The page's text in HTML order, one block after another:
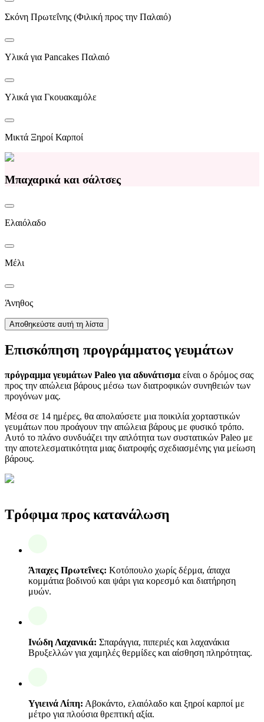
Σκόνη Πρωτεΐνης (Φιλική προς την Παλαιό)
Υλικά για Pancakes Παλαιό
Υλικά για Γκουακαμόλε
Μικτά Ξηροί Καρποί
Μπαχαρικά και σάλτσες
Ελαιόλαδο
Μέλι
Άνηθος
Αποθηκεύστε αυτή τη λίστα
Επισκόπηση προγράμματος γευμάτων
πρόγραμμα γευμάτων Paleo για αδυνάτισμα είναι ο δρόμος σας
προς την απώλεια βάρους μέσω των διατροφικών συνηθειών των
προγόνων μας.
Μέσα σε 14 ημέρες, θα απολαύσετε μια ποικιλία χορταστικών
γευμάτων που προάγουν την απώλεια βάρους με φυσικό τρόπο.
Αυτό το πλάνο συνδυάζει την απλότητα των συστατικών Paleo με
την αποτελεσματικότητα μιας διατροφής σχεδιασμένης για μείωση
βάρους.
Τρόφιμα προς κατανάλωση
Άπαχες Πρωτεΐνες: Κοτόπουλο χωρίς δέρμα, άπαχα
κομμάτια βοδινού και ψάρι για κορεσμό και διατήρηση
μυών.
Ινώδη Λαχανικά: Σπαράγγια, πιπεριές και λαχανάκια
Βρυξελλών για χαμηλές θερμίδες και αίσθηση πληρότητας.
Υγιεινά Λίπη: Αβοκάντο, ελαιόλαδο και ξηροί καρποί με
μέτρο για πλούσια θρεπτική αξία.